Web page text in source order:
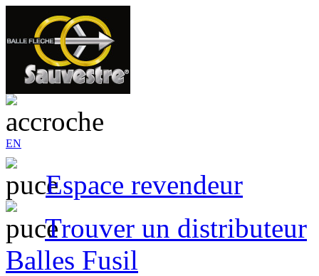
EN
Espace revendeur
Trouver un distributeur
Balles Fusil